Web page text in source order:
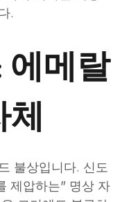
.
에메랄
불상입니다. 신도
제압하는" 명상 자